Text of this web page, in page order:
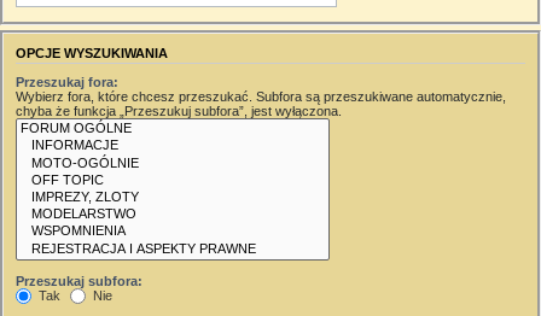
OPCJE WYSZUKIWANIA
Przeszukaj fora:
Wybierz fora, które chcesz przeszukać. Subfora są przeszukiwane automatycznie,
chyba że funkcja „Przeszukuj subfora”, jest wyłączona.
Przeszukaj subfora:
Tak
Nie